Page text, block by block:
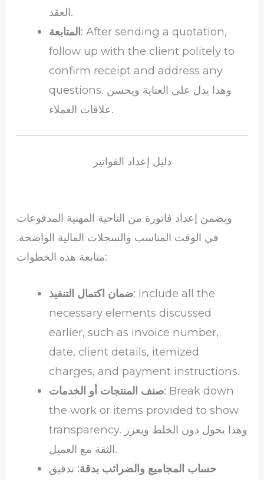
العقد.
المتابعة: After sending a quotation,
follow up with the client politely to
confirm receipt and address any
questions. وهذا يدل على العناية ويحسن
علاقات العملاء.
دليل إعداد الفواتير
ويضمن إعداد فاتورة من الناحية المهنية المدفوعات
في الوقت المناسب والسجلات المالية الواضحة.
متابعة هذه الخطوات:
ضمان اكتمال التنفيذ: Include all the
necessary elements discussed
earlier, such as invoice number,
date, client details, itemized
charges, and payment instructions.
صنف المنتجات أو الخدمات: Break down
the work or items provided to show
transparency. وهذا يحول دون الخلط ويعزز
الثقة مع العميل.
حساب المجاميع والضرائب بدقة: تدقيق